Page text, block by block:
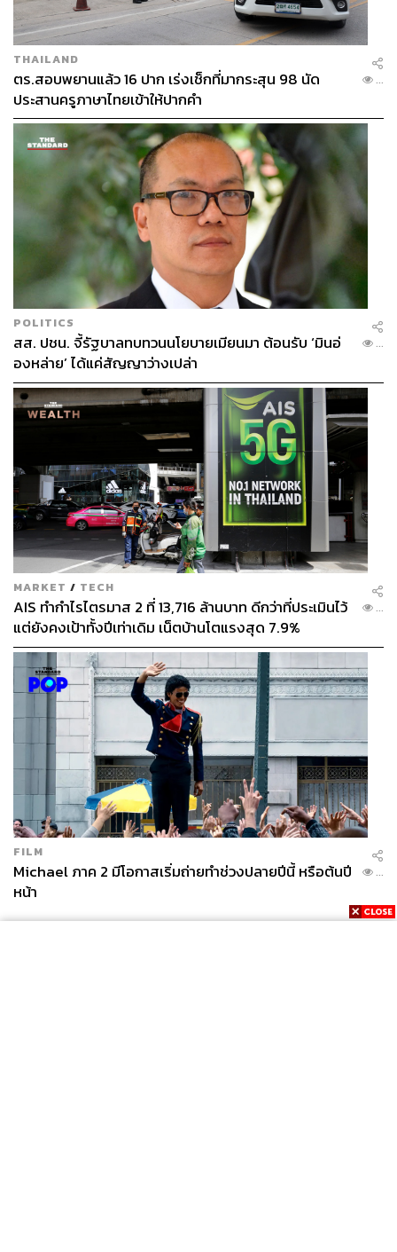
THAILAND
ตร.สอบพยานแล้ว 16 ปาก เร่งเช็กที่มากระสุน 98 นัด
ประสานครูภาษาไทยเข้าให้ปากคำ
...
POLITICS
สส. ปชน. จี้รัฐบาลทบทวนนโยบายเมียนมา ต้อนรับ ‘มินอ่
องหล่าย’ ได้แค่สัญญาว่างเปล่า
...
MARKET / TECH
AIS ทำกำไรไตรมาส 2 ที่ 13,716 ล้านบาท ดีกว่าที่ประเมินไว้
แต่ยังคงเป้าทั้งปีเท่าเดิม เน็ตบ้านโตแรงสุด 7.9%
...
FILM
Michael ภาค 2 มีโอกาสเริ่มถ่ายทำช่วงปลายปีนี้ หรือต้นปี
หน้า
...